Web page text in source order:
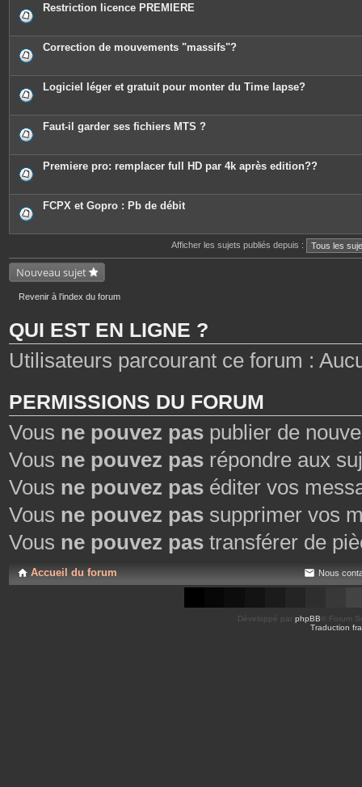
Restriction licence PREMIERE
Correction de mouvements "massifs"?
Logiciel léger et gratuit pour monter du Time lapse?
Faut-il garder ses fichiers MTS ?
Premiere pro: remplacer full HD par 4k après edition??
FCPX et Gopro : Pb de débit
Afficher les sujets publiés depuis :
Nouveau sujet
Revenir à l’index du forum
QUI EST EN LIGNE ?
Utilisateurs parcourant ce forum :
PERMISSIONS DU FORUM
Vous ne pouvez pas publier de
Vous ne pouvez pas répondre aux
Vous ne pouvez pas éditer vos
Vous ne pouvez pas supprimer vos
Vous ne pouvez pas transférer de
Accueil du forum Nous
Développé par phpBB ® Forum
Traduction